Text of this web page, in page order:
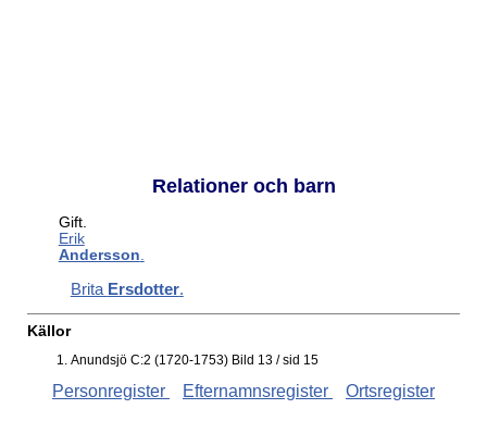
Relationer och barn
Gift.
Erik
Andersson.
Brita Ersdotter.
Källor
Anundsjö C:2 (1720-1753) Bild 13 / sid 15
Personregister Efternamnsregister Ortsregister